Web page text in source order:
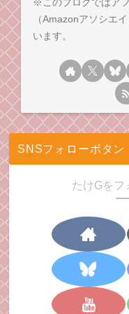
※このブログではア
（Amazonアソシエ
います。
SNSフォローボタン
たけGをフ